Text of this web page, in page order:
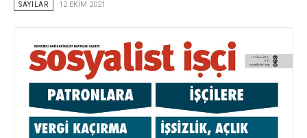
SAYILAR 12 EKIM 2021